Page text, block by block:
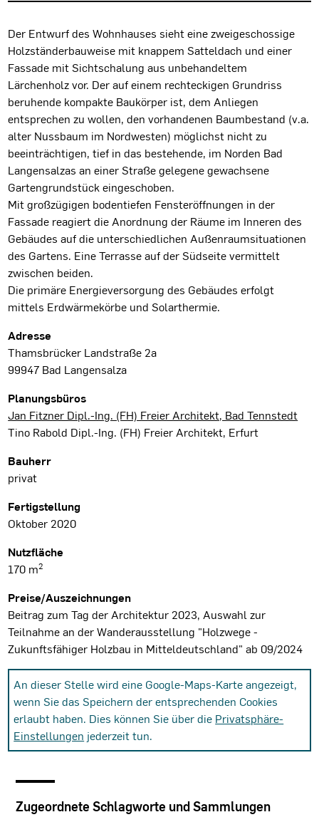
Der Entwurf des Wohnhauses sieht eine zweigeschossige
Holzständerbauweise mit knappem Satteldach und einer
Fassade mit Sichtschalung aus unbehandeltem
Lärchenholz vor. Der auf einem rechteckigen Grundriss
beruhende kompakte Baukörper ist, dem Anliegen
entsprechen zu wollen, den vorhandenen Baumbestand (v.a.
alter Nussbaum im Nordwesten) möglichst nicht zu
beeinträchtigen, tief in das bestehende, im Norden Bad
Langensalzas an einer Straße gelegene gewachsene
Gartengrundstück eingeschoben.
Mit großzügigen bodentiefen Fensteröffnungen in der
Fassade reagiert die Anordnung der Räume im Inneren des
Gebäudes auf die unterschiedlichen Außenraumsituationen
des Gartens. Eine Terrasse auf der Südseite vermittelt
zwischen beiden.
Die primäre Energieversorgung des Gebäudes erfolgt
mittels Erdwärmekörbe und Solarthermie.
Projektdaten
Adresse
Thamsbrücker Landstraße 2a
99947 Bad Langensalza
Planungsbüros
Jan Fitzner Dipl.-Ing. (FH) Freier Architekt, Bad Tennstedt
Tino Rabold Dipl.-Ing. (FH) Freier Architekt, Erfurt
Bauherr
privat
Fertigstellung
Oktober 2020
Nutzfläche
170 m2
Preise/Auszeichnungen
Beitrag zum Tag der Architektur 2023, Auswahl zur
Teilnahme an der Wanderausstellung "Holzwege -
Zukunftsfähiger Holzbau in Mitteldeutschland" ab 09/2024
An dieser Stelle wird eine Google-Maps-Karte angezeigt,
wenn Sie das Speichern der entsprechenden Cookies
erlaubt haben. Dies können Sie über die Privatsphäre-
Einstellungen jederzeit tun.
Zugeordnete Schlagworte und Sammlungen